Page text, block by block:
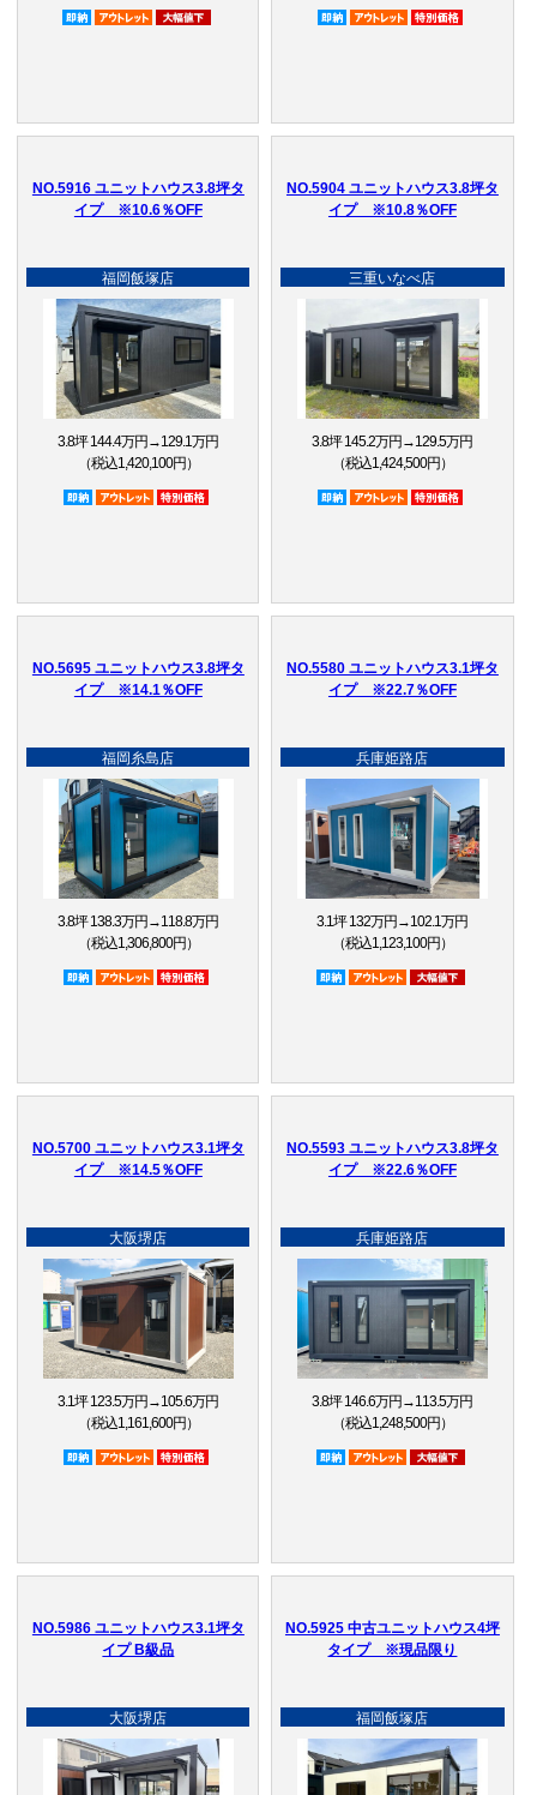
即納品
アウトレット品
大幅値下
即納品
アウトレット品
NO.5916 ユニットハウス3.8坪タ
イプ ※10.6％OFF
福岡飯塚店
3.8坪 144.4万円→129.1万円
（税込1,420,100円）
即納品
アウトレット品
NO.5904 ユニットハウス3.8坪タ
イプ ※10.8％OFF
三重いなべ店
3.8坪 145.2万円→129.5万円
（税込1,424,500円）
即納品
アウトレット品
NO.5695 ユニットハウス3.8坪タ
イプ ※14.1％OFF
福岡糸島店
3.8坪 138.3万円→118.8万円
（税込1,306,800円）
即納品
アウトレット品
NO.5580 ユニットハウス3.1坪タ
イプ ※22.7％OFF
兵庫姫路店
3.1坪 132万円→102.1万円
（税込1,123,100円）
即納品
アウトレット品
大幅値下
NO.5700 ユニットハウス3.1坪タ
イプ ※14.5％OFF
大阪堺店
3.1坪 123.5万円→105.6万円
（税込1,161,600円）
即納品
アウトレット品
NO.5593 ユニットハウス3.8坪タ
イプ ※22.6％OFF
兵庫姫路店
3.8坪 146.6万円→113.5万円
（税込1,248,500円）
即納品
アウトレット品
大幅値下
NO.5986 ユニットハウス3.1坪タ
イプ B級品
大阪堺店
NO.5925 中古ユニットハウス4坪
タイプ ※現品限り
福岡飯塚店